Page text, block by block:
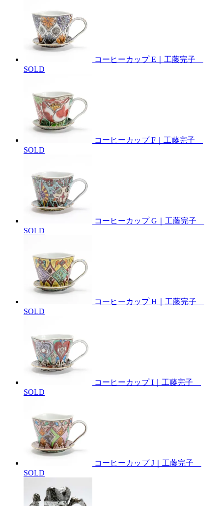
コーヒーカップ E｜工藤完子
SOLD
コーヒーカップ F｜工藤完子
SOLD
コーヒーカップ G｜工藤完子
SOLD
コーヒーカップ H｜工藤完子
SOLD
コーヒーカップ I｜工藤完子
SOLD
コーヒーカップ J｜工藤完子
SOLD